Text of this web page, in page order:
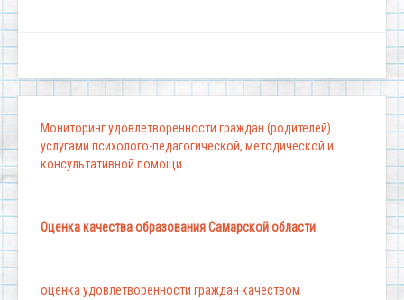
Мониторинг удовлетворенности граждан (родителей)
услугами психолого-педагогической, методической и
консультативной помощи
Оценка качества образования Самарской области
оценка удовлетворенности граждан качеством